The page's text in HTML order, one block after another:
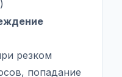
резком
попадание